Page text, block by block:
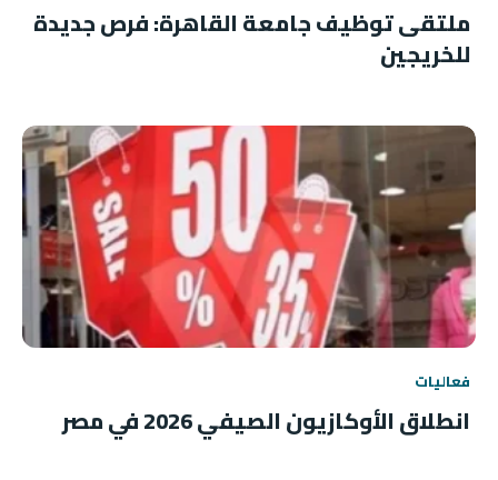
ملتقى توظيف جامعة القاهرة: فرص جديدة
للخريجين
فعاليات
انطلاق الأوكازيون الصيفي 2026 في مصر